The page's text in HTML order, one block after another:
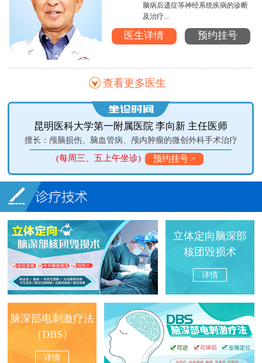
脑病后遗症等神经系统疾病的诊断
及治疗...
医生详情 预约挂号
查看更多医生
昆明医科大学第一附属医院 李向新 主任医师
擅长：颅脑损伤、脑血管病、颅内肿瘤的微创外科手术治疗
(每周三、五上午坐诊) 预约挂号 >
立体定向脑深部
核团毁损术
详情
脑深部电刺激疗法
（DBS）
详情